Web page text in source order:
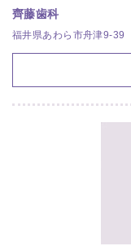
齊藤歯科
福井県あわら市舟津9-39